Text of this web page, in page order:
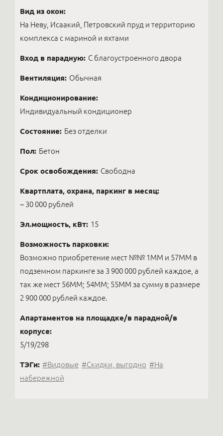
Вид из окон:
На Неву, Исаакий, Петровский пруд и территорию
комплекса с мариной и яхтами
Вход в парадную: С благоустроенного двора
Вентиляция: Обычная
Кондиционирование:
Индивидуальный кондиционер
Состояние: Без отделки
Пол: Бетон
Срок освобождения: Свободна
Квартплата, охрана, паркинг в месяц:
~ 30 000 рублей
Эл.мощность, кВт: 15
Возможность парковки:
Возможно приобретение мест №№ 1ММ и 57ММ в
подземном паркинге за 3 900 000 рублей каждое, а
так же мест 56ММ; 54ММ; 55ММ за сумму в размере
2 900 000 рублей каждое.
Апартаментов на площадке/в парадной/в
корпусе:
5/19/298
ТЭГи: #Видовые #Скидки, выгодно #На
набережной